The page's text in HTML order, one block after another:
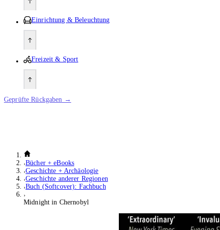
Einrichtung & Beleuchtung
Freizeit & Sport
Geprüfte Rückgaben →
Bücher + eBooks
Geschichte + Archäologie
Geschichte anderer Regionen
Buch (Softcover): Fachbuch
Midnight in Chernobyl